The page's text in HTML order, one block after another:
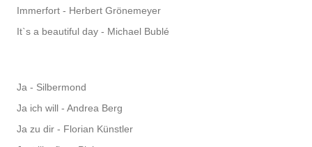
Immerfort - Herbert Grönemeyer
It`s a beautiful day - Michael Bublé
Ja - Silbermond
Ja ich will - Andrea Berg
Ja zu dir - Florian Künstler